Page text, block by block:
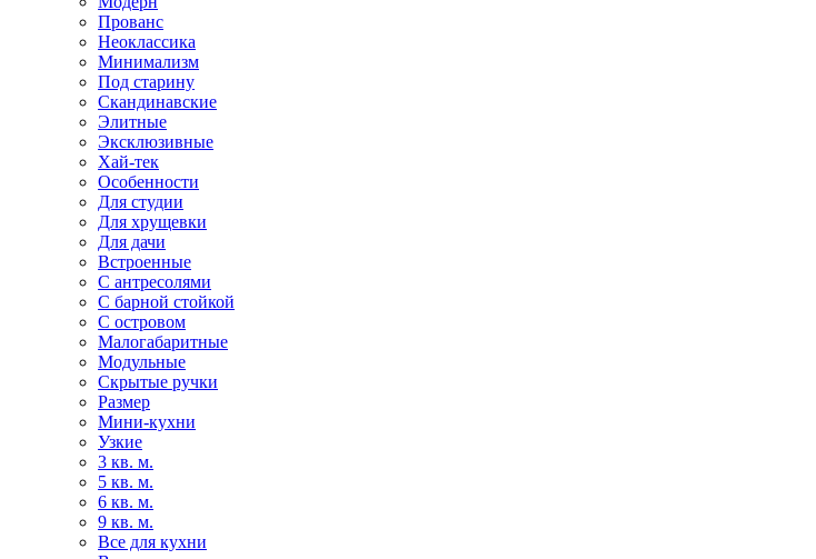
Прованс
Неоклассика
Минимализм
Под старину
Скандинавские
Элитные
Эксклюзивные
Хай-тек
Особенности
Для студии
Для хрущевки
Для дачи
Встроенные
С антресолями
С барной стойкой
С островом
Малогабаритные
Модульные
Скрытые ручки
Размер
Мини-кухни
Узкие
3 кв. м.
5 кв. м.
6 кв. м.
9 кв. м.
Все для кухни